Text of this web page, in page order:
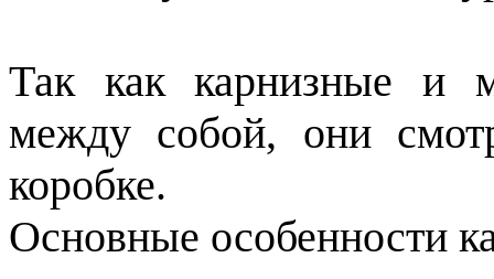
Так как карнизные и
между собой, они
коробке.
Основные особенности